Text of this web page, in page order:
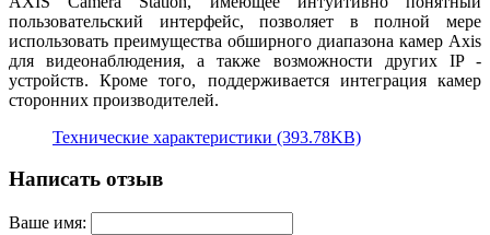
пользовательский интерфейс, позволяет в полной мере
использовать преимущества обширного диапазона камер Axis
для видеонаблюдения, а также возможности других IP -
устройств. Кроме того, поддерживается интеграция камер
сторонних производителей.
Технические характеристики (393.78KB)
Написать отзыв
Ваше имя: